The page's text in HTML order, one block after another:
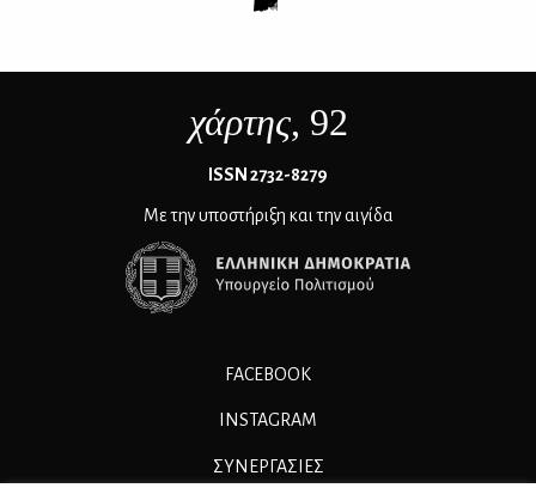
χάρτης, 92
ΙSSN 2732-8279
Με την υποστήριξη και την αιγίδα
FACEBOOK
INSTAGRAM
ΣΥΝΕΡΓΑΣΊΕΣ